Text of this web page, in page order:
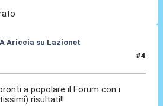
Ariccia su Lazionet
#4
a popolare il Forum con i
risultati!!